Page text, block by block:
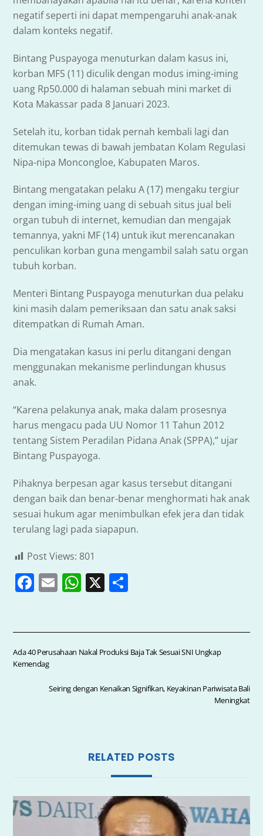
negatif seperti ini dapat mempengaruhi anak-anak
dalam konteks negatif.
Bintang Puspayoga menuturkan dalam kasus ini,
korban MFS (11) diculik dengan modus iming-iming
uang Rp50.000 di halaman sebuah mini market di
Kota Makassar pada 8 Januari 2023.
Setelah itu, korban tidak pernah kembali lagi dan
ditemukan tewas di bawah jembatan Kolam Regulasi
Nipa-nipa Moncongloe, Kabupaten Maros.
Bintang mengatakan pelaku A (17) mengaku tergiur
dengan iming-iming uang di sebuah situs jual beli
organ tubuh di internet, kemudian dan mengajak
temannya, yakni MF (14) untuk ikut merencanakan
penculikan korban guna mengambil salah satu organ
tubuh korban.
Menteri Bintang Puspayoga menuturkan dua pelaku
kini masih dalam pemeriksaan dan satu anak saksi
ditempatkan di Rumah Aman.
Dia mengatakan kasus ini perlu ditangani dengan
menggunakan mekanisme perlindungan khusus
anak.
“Karena pelakunya anak, maka dalam prosesnya
harus mengacu pada UU Nomor 11 Tahun 2012
tentang Sistem Peradilan Pidana Anak (SPPA),” ujar
Bintang Puspayoga.
Pihaknya berpesan agar kasus tersebut ditangani
dengan baik dan benar-benar menghormati hak anak
sesuai hukum agar menimbulkan efek jera dan tidak
terulang lagi pada siapapun.
Post Views: 801
F
e
b
o
E
l
W
s
A
p
X
e
Ada 40 Perusahaan Nakal Produksi Baja Tak Sesuai SNI Ungkap
Kemendag
Seiring dengan Kenaikan Signifikan, Keyakinan Pariwisata Bali
Meningkat
RELATED POSTS